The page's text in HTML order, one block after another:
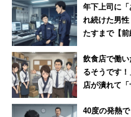
年下上司に
れ続けた男
たすまで【前
飲食店で働
るそうです
店が潰れて「
40度の発熱